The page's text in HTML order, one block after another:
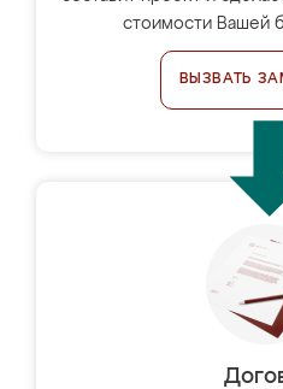
стоимости Вашей
ВЫЗВАТЬ